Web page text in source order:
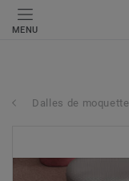
MENU
Dalles de moquette